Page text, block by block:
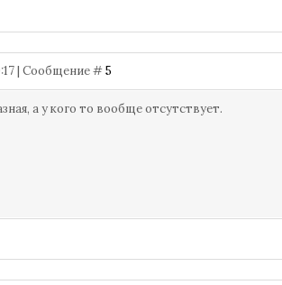
| Сообщение #5
а у кого то вообще отсутствует.